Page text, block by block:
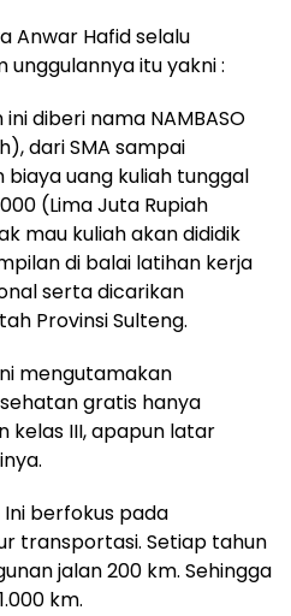
Anwar Hafid selalu
itu yakni :
diberi nama NAMBASO
dari SMA sampai
uang kuliah tunggal
(Lima Juta Rupiah
mau kuliah akan dididik
di balai latihan kerja
serta dicarikan
Provinsi Sulteng.
mengutamakan
gratis hanya
kelas III, apapun latar
Ini berfokus pada
transportasi. Setiap tahun
jalan 200 km. Sehingga
km.